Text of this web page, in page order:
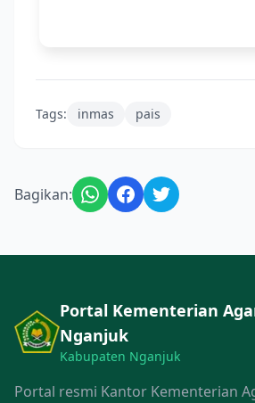
Tags: inmas pais
Bagikan:
Portal Kementerian
Nganjuk
Kabupaten Nganjuk
Portal resmi Kantor Kementerian